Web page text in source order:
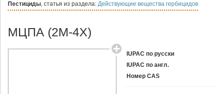
Пестициды, статья из раздела: Действующие вещества гербицидов
МЦПА (2М-4Х)
IUPAC по русски
IUPAC по англ.
Номер CAS